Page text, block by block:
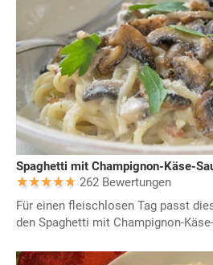
Spaghetti mit Champignon-Käse-
262 Bewertungen
Für einen fleischlosen Tag passt
den Spaghetti mit Champignon-